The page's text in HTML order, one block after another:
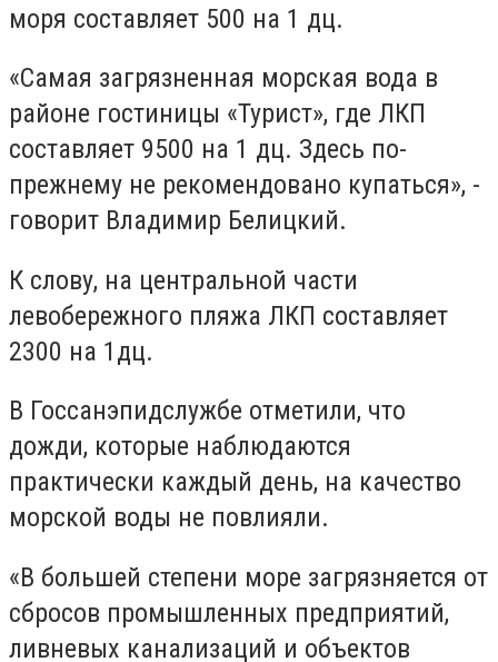
моря составляет 500 на 1 дц.
«Самая загрязненная морская вода в
районе гостиницы «Турист», где ЛКП
составляет 9500 на 1 дц. Здесь по-
прежнему не рекомендовано купаться», -
говорит Владимир Белицкий.
К слову, на центральной части
левобережного пляжа ЛКП составляет
2300 на 1дц.
В Госсанэпидслужбе отметили, что
дожди, которые наблюдаются
практически каждый день, на качество
морской воды не повлияли.
«В большей степени море загрязняется от
сбросов промышленных предприятий,
ливневых канализаций и объектов